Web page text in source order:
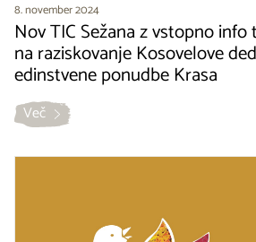
8. november 2024
Nov TIC Sežana z vstopno
na raziskovanje Kosovelove
edinstvene ponudbe Krasa
Več